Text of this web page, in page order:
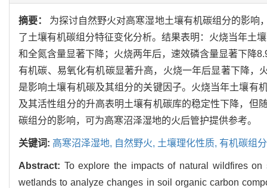
摘要： 为探讨自然野火对高寒湿地土壤有机碳组分的影响
了土壤有机碳组分特征变化分析。结果表明：火烧当年土
和全氮含量显著下降；火烧两年后，速效磷含量显著下降
有机碳、易氧化有机碳显著升高，火烧一年后显著下降，
是影响土壤有机碳及其组分的关键因子。火烧当年土壤有
及其活性组分的升高表明土壤有机碳库的稳定性下降，但
碳组分的影响，可为高寒沼泽湿地的火后管护提供参考。
关键词: 高寒沼泽湿地, 自然野火, 土壤理化性质, 有机碳组分
Abstract: To explore the impacts of natural wildfires
wetlands to analyze changes in soil organic carbon